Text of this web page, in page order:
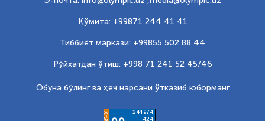
Қўмита: +99871 244 41 41
Тиббиёт маркази: +99855 502 88 44
Рўйхатдан ўтиш: +998 71 241 52 45/46
Обуна бўлинг ва ҳеч нарсани ўтказиб юборманг